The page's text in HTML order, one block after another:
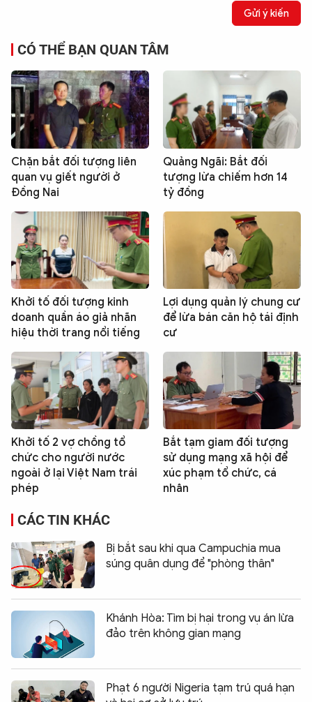
Gửi ý kiến
CÓ THỂ BẠN QUAN TÂM
Chặn bắt đối tượng liên
quan vụ giết người ở
Đồng Nai
Quảng Ngãi: Bắt đối
tượng lừa chiếm hơn 14
tỷ đồng
Khởi tố đối tượng kinh
doanh quần áo giả nhãn
hiệu thời trang nổi tiếng
Lợi dụng quản lý chung cư
để lừa bán căn hộ tái định
cư
Khởi tố 2 vợ chồng tổ
chức cho người nước
ngoài ở lại Việt Nam trái
phép
Bắt tạm giam đối tượng
sử dụng mạng xã hội để
xúc phạm tổ chức, cá
nhân
CÁC TIN KHÁC
Bị bắt sau khi qua Campuchia mua
súng quân dụng để "phòng thân"
Khánh Hòa: Tìm bị hại trong vụ án lừa
đảo trên không gian mạng
Phạt 6 người Nigeria tạm trú quá hạn